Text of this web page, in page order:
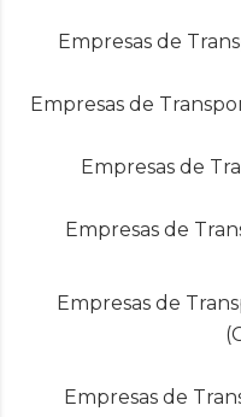
Empresas de
Empresas de
Empresas de
Empresas de
Empresas de
Empresas de